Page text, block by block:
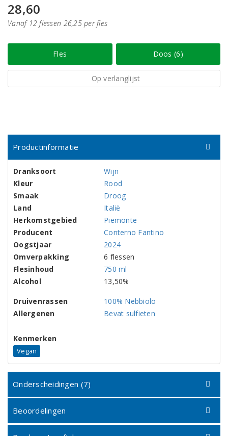
28,60
Vanaf 12 flessen 26,25 per fles
Fles Doos (6)
Op verlanglijst
Productinformatie
Dranksoort
Wijn
Kleur
Rood
Smaak
Droog
Land
Italië
Herkomstgebied
Piemonte
Producent
Conterno Fantino
Oogstjaar
2024
Omverpakking
6 flessen
Flesinhoud
750 ml
Alcohol
13,50%
Druivenrassen
100% Nebbiolo
Allergenen
Bevat sulfieten
Kenmerken
Vegan
Onderscheidingen (7)
Beoordelingen